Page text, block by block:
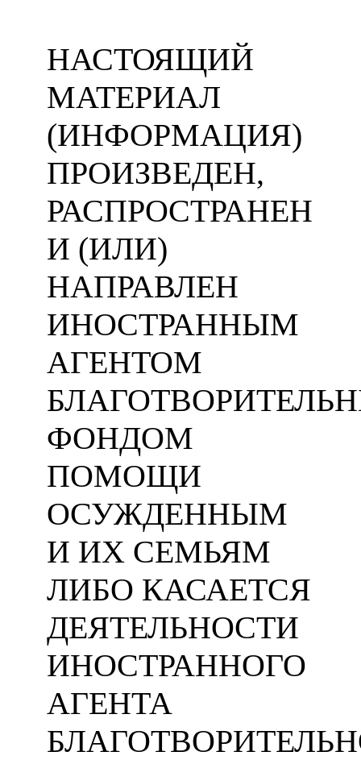
НАСТОЯЩИЙ
МАТЕРИАЛ
(ИНФОРМАЦИЯ)
ПРОИЗВЕДЕН,
РАСПРОСТРАНЕН
И (ИЛИ)
НАПРАВЛЕН
ИНОСТРАННЫМ
АГЕНТОМ
ФОНДОМ
ПОМОЩИ
ОСУЖДЕННЫМ
И ИХ СЕМЬЯМ
ЛИБО КАСАЕТСЯ
ДЕЯТЕЛЬНОСТИ
ИНОСТРАННОГО
АГЕНТА